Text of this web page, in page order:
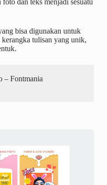
bisa digunakan untuk
tulisan yang unik,
– Fontmania